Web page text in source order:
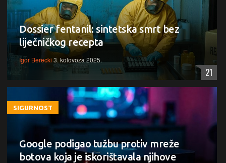
Dossier fentanil: sintetska smrt bez
liječničkog recepta
Igor Berecki 3. kolovoza 2025.
21
SIGURNOST
Google podigao tužbu protiv mreže
botova koja je iskorištavala njihove